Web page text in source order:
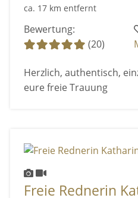
ca. 17 km entfernt
Bewertung:
(20)
Herzlich, authentisch,
eure freie Trauung
Freie Rednerin